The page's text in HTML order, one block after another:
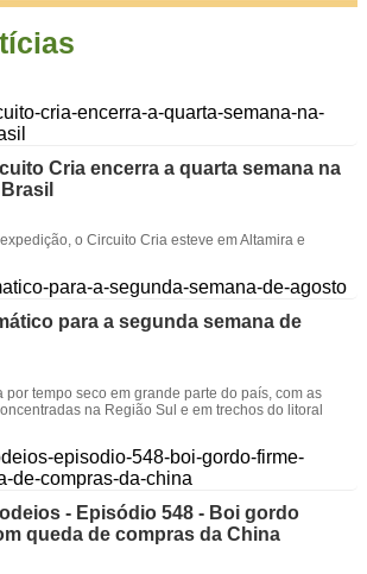
Cria encerra a quarta semana na
o Circuito Cria esteve em Altamira e
para a segunda semana de
por tempo seco em grande parte do país, com as
na Região Sul e em trechos do litoral
- Episódio 548 - Boi gordo
queda de compras da China